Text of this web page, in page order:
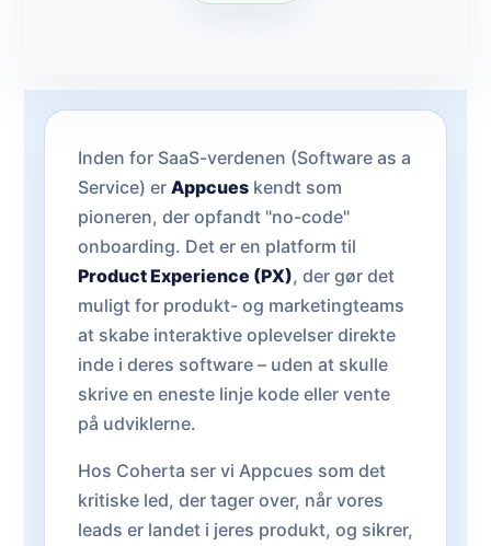
Inden for SaaS-verdenen (Software as a
Service) er Appcues kendt som
pioneren, der opfandt "no-code"
onboarding. Det er en platform til
Product Experience (PX), der gør det
muligt for produkt- og marketingteams
at skabe interaktive oplevelser direkte
inde i deres software – uden at skulle
skrive en eneste linje kode eller vente
på udviklerne.
Hos Coherta ser vi Appcues som det
kritiske led, der tager over, når vores
leads er landet i jeres produkt, og sikrer,